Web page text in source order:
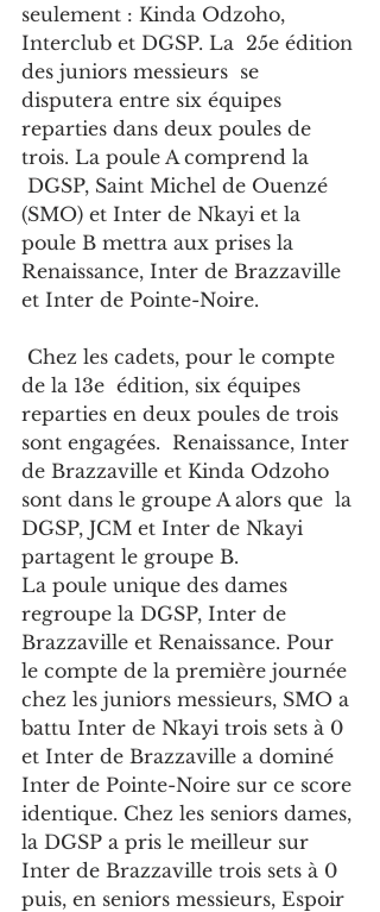
seulement : Kinda Odzoho,
Interclub et DGSP. La  25e édition
des juniors messieurs  se
disputera entre six équipes
reparties dans deux poules de
trois. La poule A comprend la
DGSP, Saint Michel de Ouenzé
(SMO) et Inter de Nkayi et la
poule B mettra aux prises la
Renaissance, Inter de Brazzaville
et Inter de Pointe-Noire.
Chez les cadets, pour le compte
de la 13e  édition, six équipes
reparties en deux poules de trois
sont engagées.  Renaissance, Inter
de Brazzaville et Kinda Odzoho
sont dans le groupe A alors que  la
DGSP, JCM et Inter de Nkayi
partagent le groupe B.
La poule unique des dames
regroupe la DGSP, Inter de
Brazzaville et Renaissance. Pour
le compte de la première journée
chez les juniors messieurs, SMO a
battu Inter de Nkayi trois sets à 0
et Inter de Brazzaville a dominé
Inter de Pointe-Noire sur ce score
identique. Chez les seniors dames,
la DGSP a pris le meilleur sur
Inter de Brazzaville trois sets à 0
puis, en seniors messieurs, Espoir